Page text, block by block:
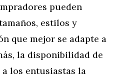
pueden
estilos y
que mejor se adapte a
la disponibilidad de
los entusiastas la